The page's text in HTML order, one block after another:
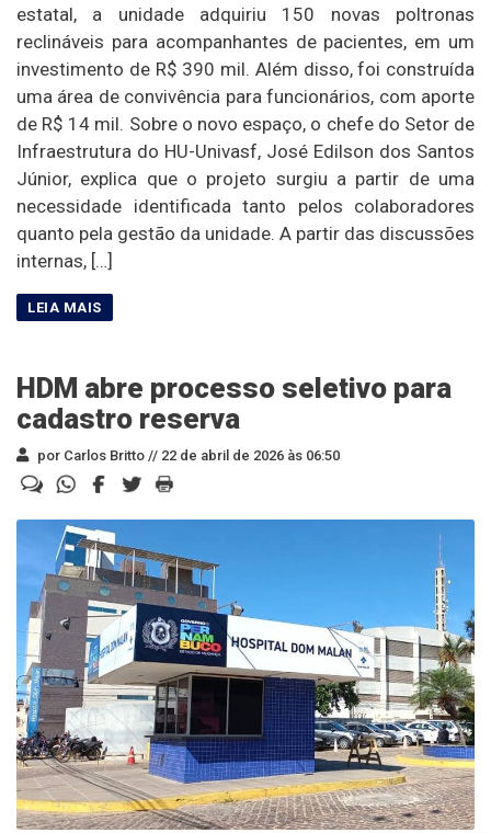
estatal, a unidade adquiriu 150 novas poltronas
reclináveis para acompanhantes de pacientes, em um
investimento de R$ 390 mil. Além disso, foi construída
uma área de convivência para funcionários, com aporte
de R$ 14 mil. Sobre o novo espaço, o chefe do Setor de
Infraestrutura do HU-Univasf, José Edilson dos Santos
Júnior, explica que o projeto surgiu a partir de uma
necessidade identificada tanto pelos colaboradores
quanto pela gestão da unidade. A partir das discussões
internas, […]
HDM abre processo seletivo para
cadastro reserva
por Carlos Britto // 22 de abril de 2026 às 06:50